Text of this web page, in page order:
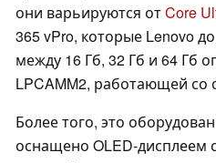
они варьируются отCore
365 vPro, которые Lenovo
между 16 Гб, 32 Гб и 64 Гб
LPCAMM2, работающей со
Более того, это
оснащено OLED-дисплеем